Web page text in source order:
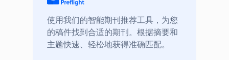
使用我们的智能期刊推荐工具，为您
的稿件找到合适的期刊。根据摘要和
主题快速、轻松地获得准确匹配。